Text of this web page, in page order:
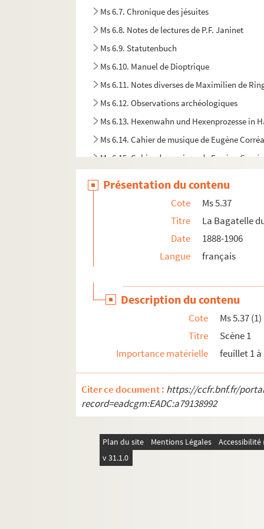
Ms 6.7. Chronique des jésuites
Ms 6.8. Notes de lectures de P.F. Janinet
Ms 6.9. Statutenbuch
Ms 6.10. Manuel de Dioptrique
Ms 6.11. Notes diverses de Maximilien de
Ms 6.12. Observations archéologiques
Ms 6.13. Hexenwahn und Hexenprozesse in
Ms 6.14. Cahier de musique de Eugène
Ms 6.15. Cahier de musique de Eugène
Ms 6.21. Das Land Elsass
Ms 6.22. (…) von Merovinger Phit 8.
Ms 6.23. Copies de titres (…)
Ms 6.24. Haguenauer Drücke
Ms 6.25. Archives Bibliothèque Gromer et
Ms 6.26. Plans et notes sur les tumuli en
Ms 6.27. Histoire de Reims (VI-XVe)
Ms 6.28. In Solemnitate Divinissimi Cordis
Ms 6.29. Description du globe terrestre et
Ms 6.30. Inventaire des titres de Marienthal
Ms 6.31. Psalterium
Ms 7.1. Alsace, traités d'Alliance
Présentation du contenu
Cote
Ms 5.37
Titre
La Bagatelle
Date
1888-1906
Langue
français
Description du contenu
Cote
Ms 5.37 (1)
Titre
Scène 1
Importance matérielle
feuillet 1 à
Citer ce document : https://ccfr.bnf.fr/
record=eadcgm:EADC:a79138992
Plan du site Mentions Légales
v 31.1.0